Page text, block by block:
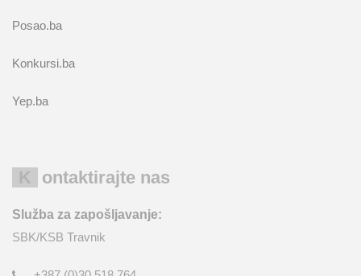
Posao.ba
Konkursi.ba
Yep.ba
Kontaktirajte nas
Služba za zapošljavanje:
SBK/KSB Travnik